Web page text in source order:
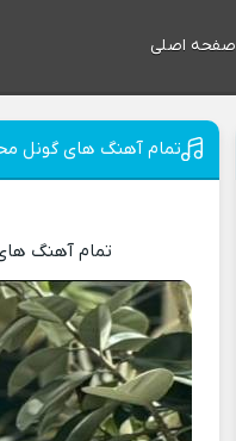
صفحه اصلی
تمام آهنگ های گونل
تمام آهنگ